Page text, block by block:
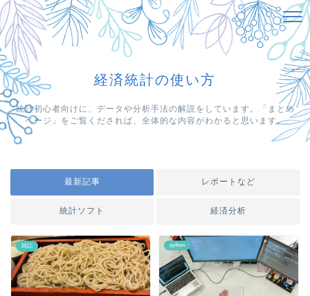
経済統計の使い方
統計初心者向けに、データや分析手法の解説をしています。「まとめ
ページ」をご覧くだされば、全体的な内容がわかると思います。
最新記事 レポートなど
統計ソフト 経済分析
雑記 python